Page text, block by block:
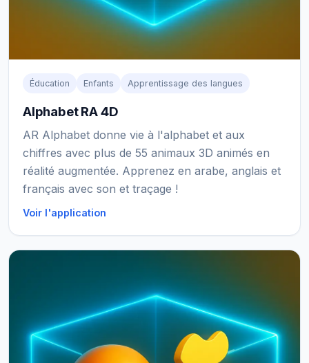
Éducation Enfants Apprentissage des langues
Alphabet RA 4D
AR Alphabet donne vie à l'alphabet et aux
chiffres avec plus de 55 animaux 3D animés en
réalité augmentée. Apprenez en arabe, anglais et
français avec son et traçage !
Voir l'application